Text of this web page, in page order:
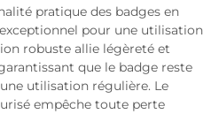
pratique des badges en
pour une utilisation
robuste allie légèreté et
que le badge reste
utilisation régulière. Le
empêche toute perte